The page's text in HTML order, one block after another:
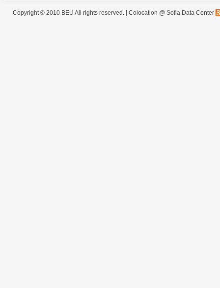
Copyright © 2010 BEU All rights reserved. | Colocation @ Sofia Data Center